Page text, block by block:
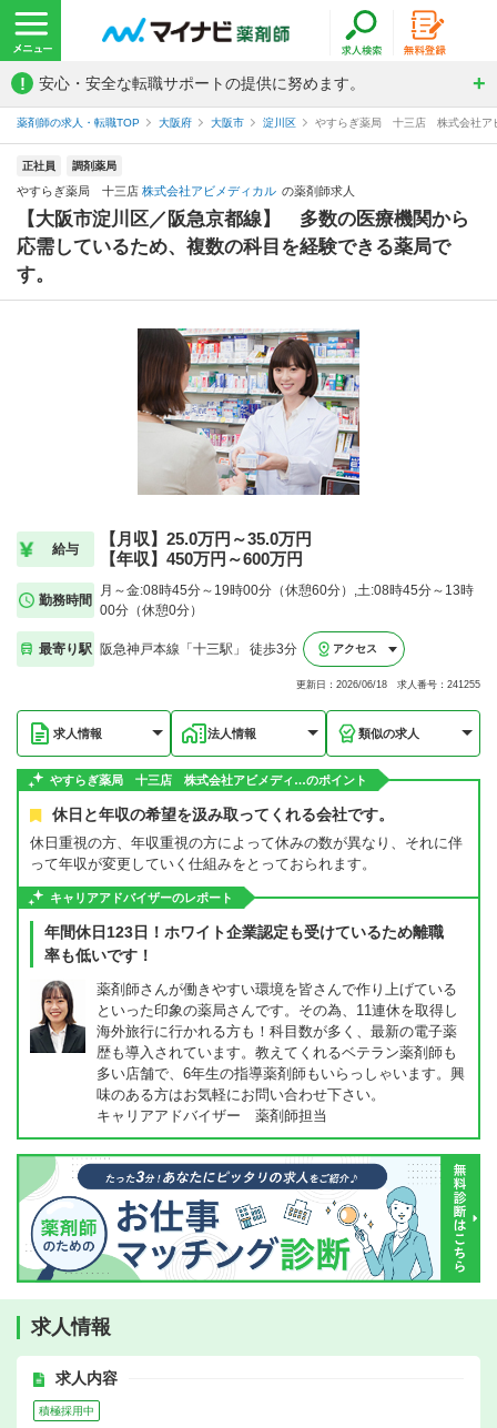
! 安心・安全な転職サポートの提供に努めます。
薬剤師の求人・転職TOP 大阪府 大阪市 淀川区 やすらぎ薬局 十三店 株式会社ア
正社員 調剤薬局
やすらぎ薬局 十三店 株式会社アビメディカル の薬剤師求人
【大阪市淀川区／阪急京都線】 多数の医療機関から
応需しているため、複数の科目を経験できる薬局で
す。
給与
【月収】25.0万円～35.0万円
【年収】450万円～600万円
勤務時間
月～金:08時45分～19時00分（休憩60分）,土:08時45分～13時
00分（休憩0分）
最寄り駅 阪急神戸本線「十三駅」 徒歩3分 アクセス
更新日：2026/06/18 求人番号：241255
求人情報 法人情報 類似の求人
やすらぎ薬局 十三店 株式会社アビメディ…のポイント
休日と年収の希望を汲み取ってくれる会社です。
休日重視の方、年収重視の方によって休みの数が異なり、それに伴
って年収が変更していく仕組みをとっておられます。
キャリアアドバイザーのレポート
年間休日123日！ホワイト企業認定も受けているため離職
率も低いです！
薬剤師さんが働きやすい環境を皆さんで作り上げている
といった印象の薬局さんです。その為、11連休を取得し
海外旅行に行かれる方も！科目数が多く、最新の電子薬
歴も導入されています。教えてくれるベテラン薬剤師も
多い店舗で、6年生の指導薬剤師もいらっしゃいます。興
味のある方はお気軽にお問い合わせ下さい。
キャリアアドバイザー 薬剤師担当
求人情報
求人内容
積極採用中